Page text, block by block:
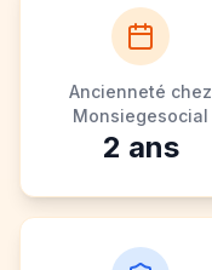
Ancienneté chez
Monsiegesocial
2 ans